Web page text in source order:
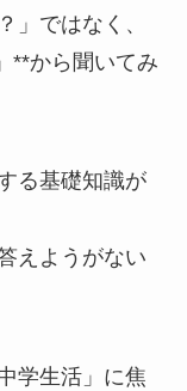
」ではなく、
**から聞いてみ
る基礎知識が
えようがない
学生活」に焦